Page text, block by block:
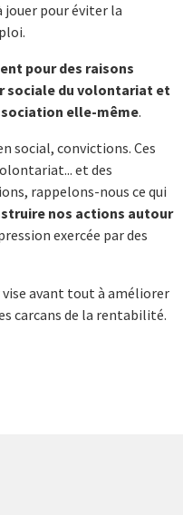
jouer pour éviter la
pour des raisons
sociale du volontariat et
elle-même.
social, convictions. Ces
et des
rappelons-nous ce qui
nos actions autour
exercée par des
vise avant tout à améliorer
carcans de la rentabilité.